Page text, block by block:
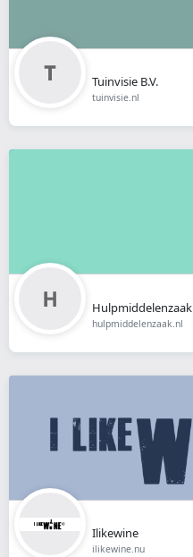
Tuinvisie B.V.
tuinvisie.nl
Hulpmiddelenzaak
hulpmiddelenzaak.nl
Ilikewine
ilikewine.nu